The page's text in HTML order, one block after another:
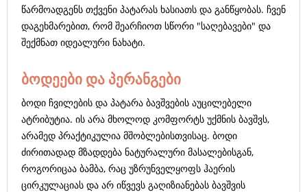
წარმოადგენს თქვენი პატარას ხასიათს და განწყობას. ჩვენ
დაგეხმარებით, რომ შეარჩიოთ სწორი "საღებავები" და
შექმნათ იდეალური ნახატი.
ბოდეები და პერანგები
ბოდი ჩვილების და პატარა ბავშვების აუცილებელი
ატრიბუტია. ის არა მხოლოდ კომფორტს უქმნის ბავშვს,
არამედ პრაქტიკულია მშობლებისთვისაც. ბოდი
ძირითადად მზადდება ნატურალური მასალებისგან,
როგორიცაა ბამბა, რაც უზრუნველყოფს ჰაერის
ცირკულაციას და არ იწვევს გაღიზიანებას ბავშვის